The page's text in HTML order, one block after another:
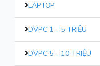
LAPTOP
DVPC 1 - 5 TRIỆU
DVPC 5 - 10 TRIỆU